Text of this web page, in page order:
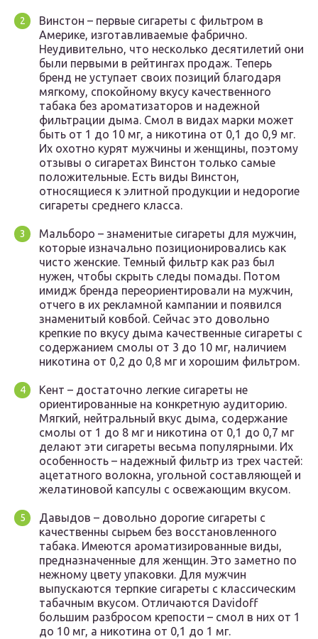
Винстон – первые сигареты с фильтром в
Америке, изготавливаемые фабрично.
Неудивительно, что несколько десятилетий они
были первыми в рейтингах продаж. Теперь
бренд не уступает своих позиций благодаря
мягкому, спокойному вкусу качественного
табака без ароматизаторов и надежной
фильтрации дыма. Смол в видах марки может
быть от 1 до 10 мг, а никотина от 0,1 до 0,9 мг.
Их охотно курят мужчины и женщины, поэтому
отзывы о сигаретах Винстон только самые
положительные. Есть виды Винстон,
относящиеся к элитной продукции и недорогие
сигареты среднего класса.
Мальборо – знаменитые сигареты для мужчин,
которые изначально позиционировались как
чисто женские. Темный фильтр как раз был
нужен, чтобы скрыть следы помады. Потом
имидж бренда переориентировали на мужчин,
отчего в их рекламной кампании и появился
знаменитый ковбой. Сейчас это довольно
крепкие по вкусу дыма качественные сигареты с
содержанием смолы от 3 до 10 мг, наличием
никотина от 0,2 до 0,8 мг и хорошим фильтром.
Кент – достаточно легкие сигареты не
ориентированные на конкретную аудиторию.
Мягкий, нейтральный вкус дыма, содержание
смолы от 1 до 8 мг и никотина от 0,1 до 0,7 мг
делают эти сигареты весьма популярными. Их
особенность – надежный фильтр из трех частей:
ацетатного волокна, угольной составляющей и
желатиновой капсулы с освежающим вкусом.
Давыдов – довольно дорогие сигареты с
качественны сырьем без восстановленного
табака. Имеются ароматизированные виды,
предназначенные для женщин. Это заметно по
нежному цвету упаковки. Для мужчин
выпускаются терпкие сигареты с классическим
табачным вкусом. Отличаются Davidoff
большим разбросом крепости – смол в них от 1
до 10 мг, а никотина от 0,1 до 1 мг.